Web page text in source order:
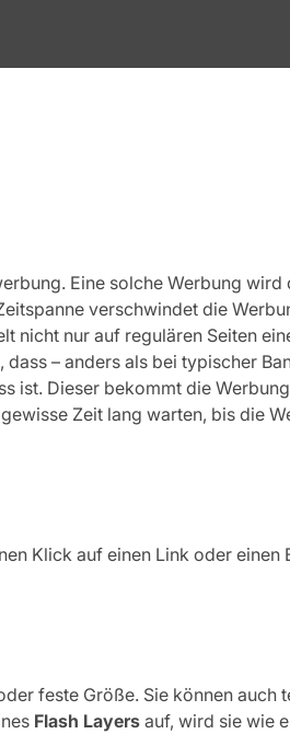
Eine solche Werbung
verschwindet die
nicht nur auf regulären Seiten
– anders als bei typischer
ist. Dieser bekommt die
Zeit lang warten, bis die
Klick auf einen Link oder einen
feste Größe. Sie können auch
Flash Layers auf, wird sie wie